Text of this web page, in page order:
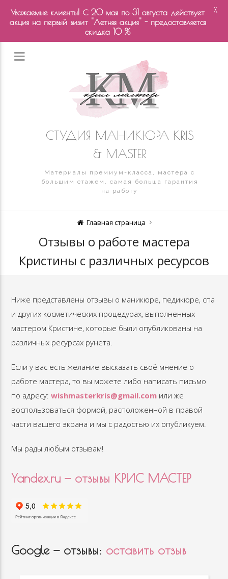
СТУДИЯ МАНИКЮРА KRIS
& MASTER
Материалы премиум-класса, мастера с
большим стажем, самая больша гарантия
на работу
Главная страница
Отзывы о работе мастера
Кристины с различных ресурсов
Ниже представлены отзывы о маникюре, педикюре, спа
и других косметических процедурах, выполненных
мастером Кристине, которые были опубликованы на
различных ресурсах рунета.
Если у вас есть желание высказать своё мнение о
работе мастера, то вы можете либо написать письмо
по адресу:wishmasterkris@gmail.com или же
воспользоваться формой, расположенной в правой
части вашего экрана и мы с радостью их опубликуем.
Мы рады любым отзывам!
Yandex.ru — отзывы КРИС МАСТЕР
Google — отзывы: оставить отзыв
Уважаемые клиенты! С 20 мая по 31 августа действует
акция на первый визит "Летняя акция" - предоставляется
скидка 10 %
X